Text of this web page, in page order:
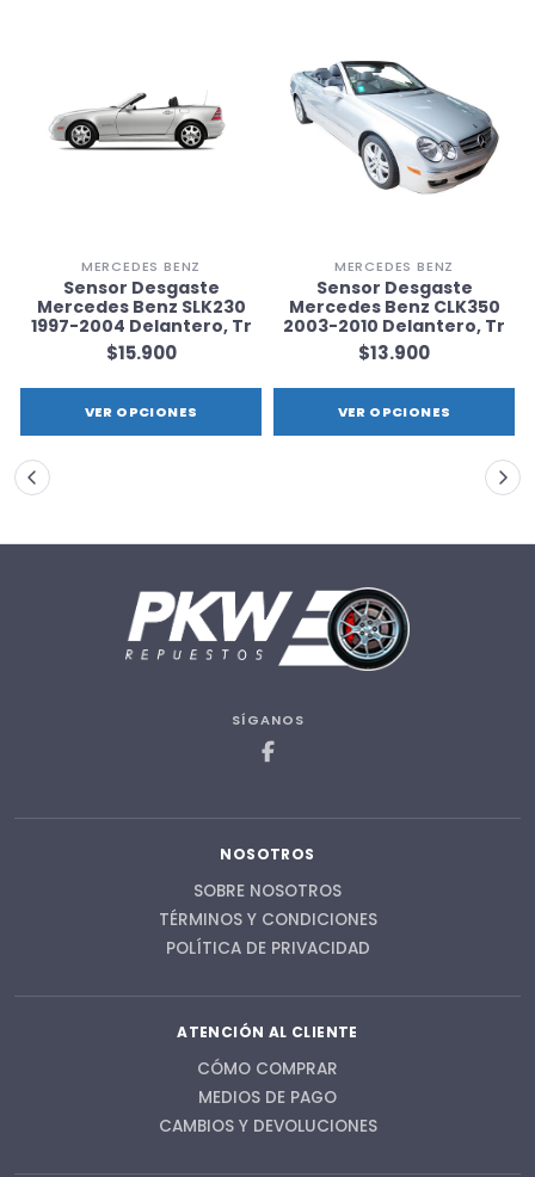
MERCEDES BENZ
Sensor Desgaste
Mercedes Benz SLK230
1997-2004 Delantero, Tr
$15.900
VER OPCIONES
MERCEDES BENZ
Sensor Desgaste
Mercedes Benz CLK350
2003-2010 Delantero, Tr
$13.900
VER OPCIONES
SÍGANOS
NOSOTROS
SOBRE NOSOTROS
TÉRMINOS Y CONDICIONES
POLÍTICA DE PRIVACIDAD
ATENCIÓN AL CLIENTE
CÓMO COMPRAR
MEDIOS DE PAGO
CAMBIOS Y DEVOLUCIONES